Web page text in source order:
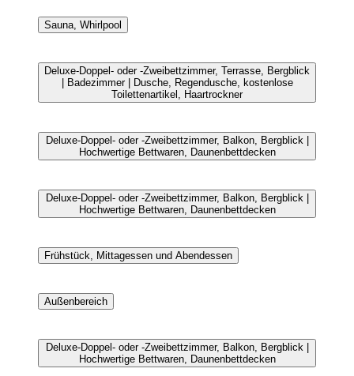
Sauna, Whirlpool
Deluxe-Doppel- oder -Zweibettzimmer, Terrasse, Bergblick
| Badezimmer | Dusche, Regendusche, kostenlose
Toilettenartikel, Haartrockner
Deluxe-Doppel- oder -Zweibettzimmer, Balkon, Bergblick |
Hochwertige Bettwaren, Daunenbettdecken
Deluxe-Doppel- oder -Zweibettzimmer, Balkon, Bergblick |
Hochwertige Bettwaren, Daunenbettdecken
Frühstück, Mittagessen und Abendessen
Außenbereich
Deluxe-Doppel- oder -Zweibettzimmer, Balkon, Bergblick |
Hochwertige Bettwaren, Daunenbettdecken